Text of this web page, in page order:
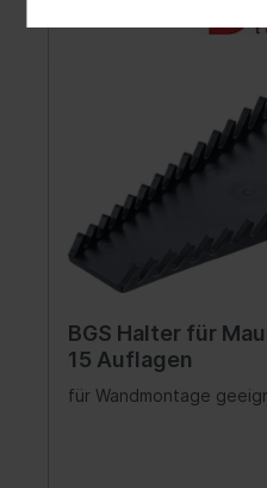
BGS Halter für
15 Auflagen
für Wandmontage